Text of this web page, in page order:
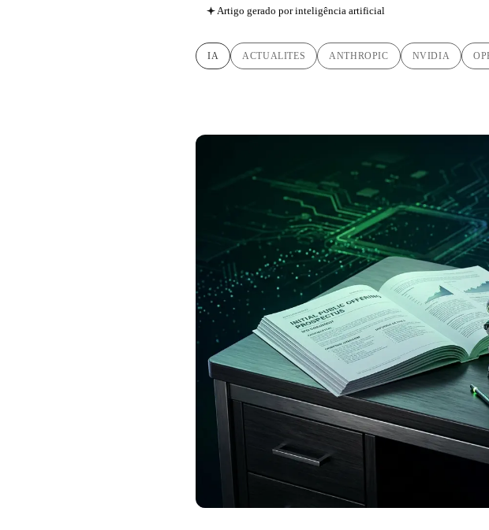
Artigo gerado por inteligência artificial
IA ACTUALITES ANTHROPIC NVIDIA